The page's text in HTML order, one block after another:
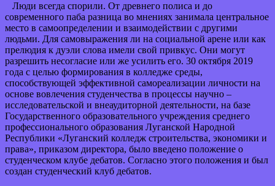
Люди всегда спорили. От древнего полиса и до
современного паба разница во мнениях занимала центральное
место в самоопределении и взаимодействии с другими
людьми. Для самовыражения ли на социальной арене или как
прелюдия к дуэли слова имели свой привкус. Они могут
разрешить несогласие или же усилить его. 30 октября 2019
года с целью формирования в колледже среды,
способствующей эффективной самореализации личности на
основе вовлечения студенчества в процессы научно –
исследовательской и внеаудиторной деятельности, на базе
Государственного образовательного учреждения среднего
профессионального образования Луганской Народной
Республики «Луганский колледж строительства, экономики и
права», приказом директора, было введено положение о
студенческом клубе дебатов. Согласно этого положения и был
создан студенческий клуб дебатов.